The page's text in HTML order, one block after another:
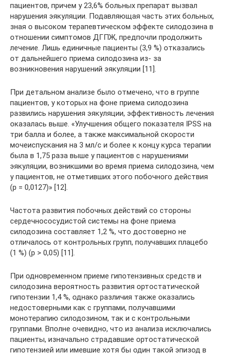
пациентов, причем у 23,6% больных препарат вызвал
нарушения эякуляции. Подавляющая часть этих больных,
зная о высоком терапевтическом эффекте силодозина в
отношении симптомов ДГПЖ, предпочли продолжить
лечение. Лишь единичные пациенты (3,9 %) отказались
от дальнейшего приема силодозина из- за
возникновения нарушений эякуляции [11].
При детальном анализе было отмечено, что в группе
пациентов, у которых на фоне приема силодозина
развились нарушения эякуляции, эффективность лечения
оказалась выше. «Улучшения общего показателя IPSS на
три балла и более, а также максимальной скорости
мочеиспускания на 3 мл/с и более к концу курса терапии
была в 1,75 раза выше у пациентов с нарушениями
эякуляции, возникшими во время приема силодозина, чем
у пациентов, не от­метивших этого побочного действия
(p = 0,0127)» [12].
Частота развития побочных действий со стороны
сердечно­сосудистой системы на фоне приема
силодозина составляет 1,2 %, что достоверно не
отличалось от контрольных групп, получавших плацебо
(1 %) (p > 0,05) [11].
При одновременном приеме гипотензивных средств и
силодозина вероятность развития ортостатической
гипотензии 1,4 %, однако различия также оказались
недостоверными как с группами, получавшими
монотерапию силодозином, так и с контрольными
группами. Вполне очевидно, что из анализа исключались
пациенты, изначально страдавшие ортостатической
гипотензией или имевшие хотя бы один такой эпизод в